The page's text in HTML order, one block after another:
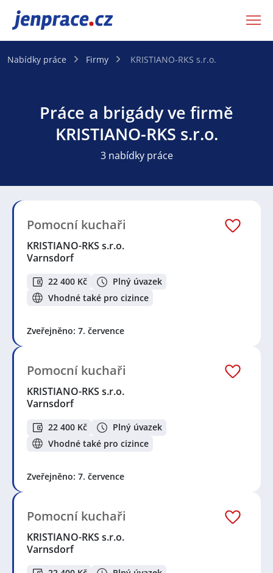
JenPráce.cz
Nabídky práce Firmy KRISTIANO-RKS s.r.o.
Práce a brigády ve firmě
KRISTIANO-RKS s.r.o.
3 nabídky práce
Pomocní kuchaři
KRISTIANO-RKS s.r.o.
Varnsdorf
22 400 Kč
Plný úvazek
Vhodné také pro cizince
Zveřejněno: 7. července
Pomocní kuchaři
KRISTIANO-RKS s.r.o.
Varnsdorf
22 400 Kč
Plný úvazek
Vhodné také pro cizince
Zveřejněno: 7. července
Pomocní kuchaři
KRISTIANO-RKS s.r.o.
Varnsdorf